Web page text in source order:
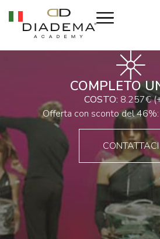
COMPLETO
COSTO: 8.257€
Offerta con sconto del
CONTATTACI